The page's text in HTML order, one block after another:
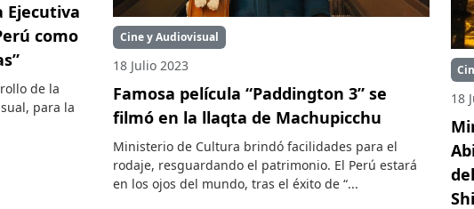
Ejecutiva
como
de la
para la
Cine y Audiovisual
18 Julio 2023
Famosa película “Paddington 3” se
filmó en la llaqta de Machupicchu
Ministerio de Cultura brindó facilidades para el
rodaje, resguardando el patrimonio. El Perú estará
en los ojos del mundo, tras el éxito de “...
18